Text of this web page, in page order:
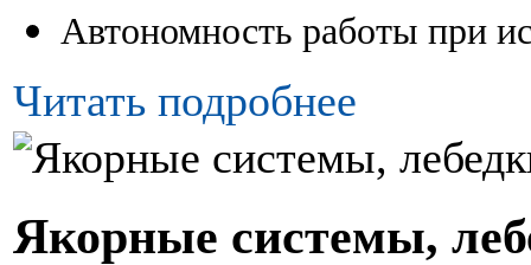
Автономность работы при
Читать подробнее
Якорные системы,